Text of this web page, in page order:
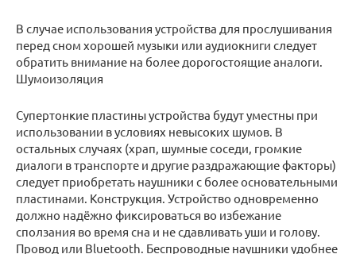
В случае использования устройства для прослушивания
перед сном хорошей музыки или аудиокниги следует
обратить внимание на более дорогостоящие аналоги.
Шумоизоляция
Супертонкие пластины устройства будут уместны при
использовании в условиях невысоких шумов. В
остальных случаях (храп, шумные соседи, громкие
диалоги в транспорте и другие раздражающие факторы)
следует приобретать наушники с более основательными
пластинами. Конструкция. Устройство одновременно
должно надёжно фиксироваться во избежание
сползания во время сна и не сдавливать уши и голову.
Провод или Bluetooth. Беспроводные наушники удобнее